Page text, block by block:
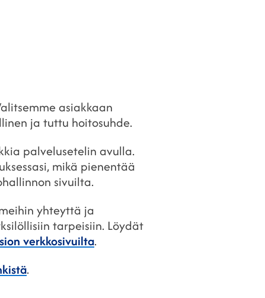
asiakkaan
ja tuttu hoitosuhde.
palvelusetelin avulla.
mikä pienentää
sivuilta.
yhteyttä ja
tarpeisiin. Löydät
verkkosivuilta.
.